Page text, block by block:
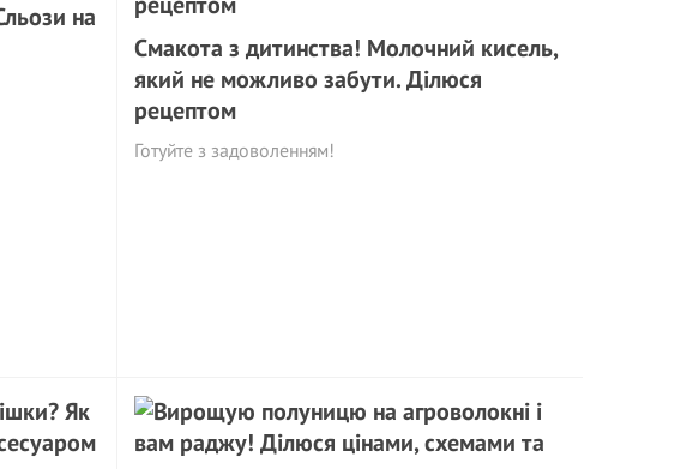
на
Смакота з дитинства! Молочний кисель,
який не можливо забути. Ділюся
рецептом
Готуйте з задоволенням!